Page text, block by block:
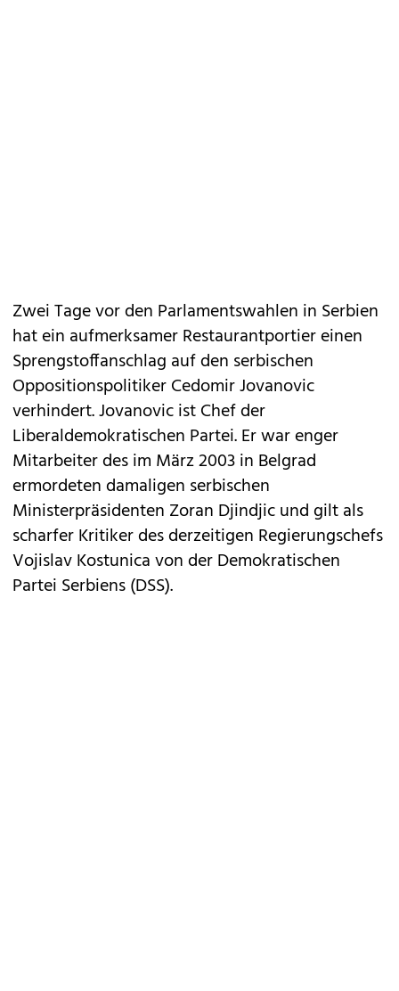
Zwei Tage vor den Parlamentswahlen in Serbien
hat ein aufmerksamer Restaurantportier einen
Sprengstoffanschlag auf den serbischen
Oppositionspolitiker Cedomir Jovanovic
verhindert. Jovanovic ist Chef der
Liberaldemokratischen Partei. Er war enger
Mitarbeiter des im März 2003 in Belgrad
ermordeten damaligen serbischen
Ministerpräsidenten Zoran Djindjic und gilt als
scharfer Kritiker des derzeitigen Regierungschefs
Vojislav Kostunica von der Demokratischen
Partei Serbiens (DSS).